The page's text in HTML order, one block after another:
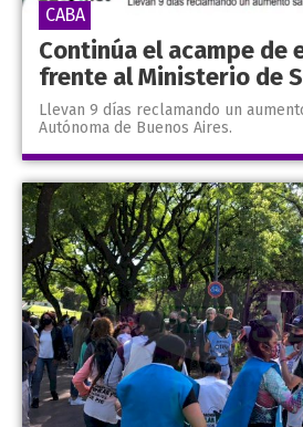
Continúa el acampe de
frente al Ministerio de
Llevan 9 días reclamando un
Autónoma de Buenos Aires.
CABA